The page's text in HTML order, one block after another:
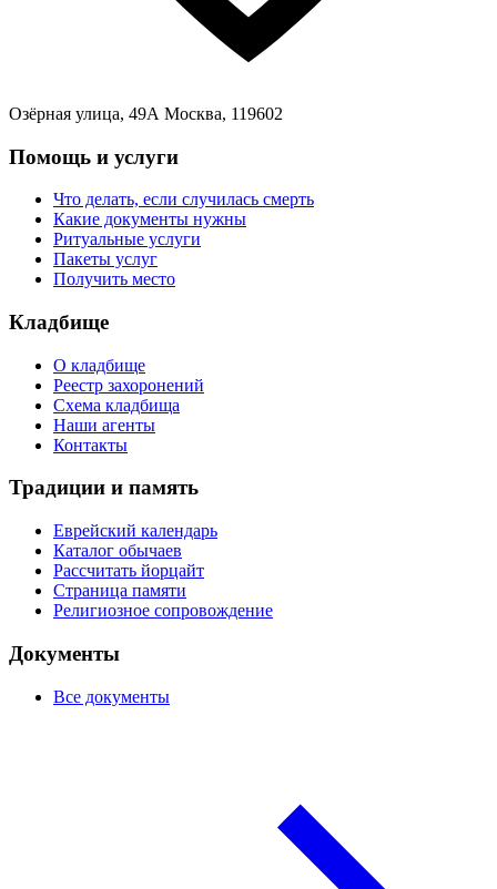
Озёрная улица, 49А Москва, 119602
Помощь и услуги
Что делать, если случилась смерть
Какие документы нужны
Ритуальные услуги
Пакеты услуг
Получить место
Кладбище
О кладбище
Реестр захоронений
Схема кладбища
Наши агенты
Контакты
Традиции и память
Еврейский календарь
Каталог обычаев
Рассчитать йорцайт
Страница памяти
Религиозное сопровождение
Документы
Все документы